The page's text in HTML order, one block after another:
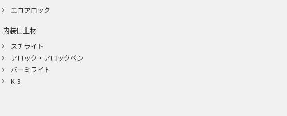
エコアロック
内装仕上材
スチライト
アロック・アロックペン
バーミライト
K-3